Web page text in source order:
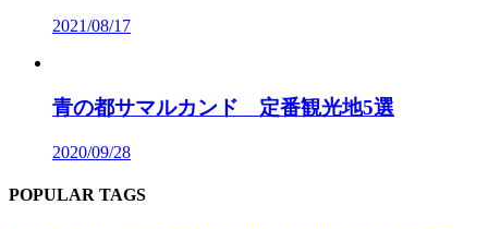
2021/08/17
青の都サマルカンド 定番観光地5選
2020/09/28
POPULAR TAGS